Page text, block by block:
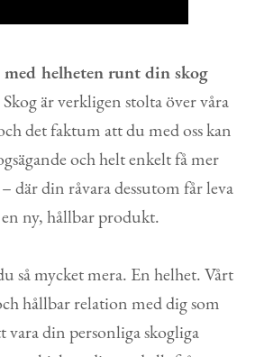
helheten runt din skog
är verkligen stolta över våra
det faktum att du med oss kan
och helt enkelt få mer
där din råvara dessutom får leva
ny, hållbar produkt.
så mycket mera. En helhet. Vårt
hållbar relation med dig som
vara din personliga skogliga